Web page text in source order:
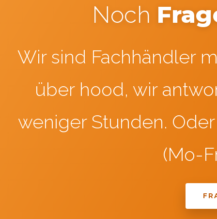
Noch
Wir sind Fachhändler
über hood, wir
weniger Stunden.
(Mo-